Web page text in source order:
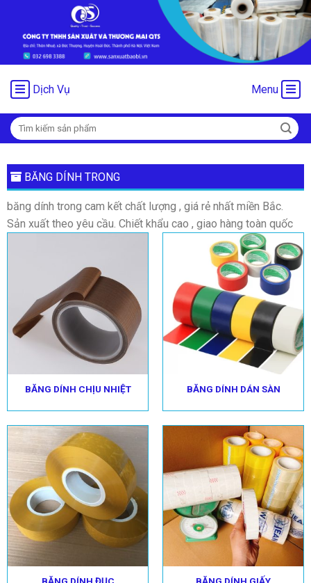
Dịch Vụ Menu
Tìm
kiếm:
BĂNG DÍNH TRONG
băng dính trong cam kết chất lượng , giá rẻ nhất miền Bắc.
Sản xuất theo yêu cầu. Chiết khẩu cao , giao hàng toàn quốc
BĂNG DÍNH CHỊU NHIỆT BĂNG DÍNH DÁN SÀN